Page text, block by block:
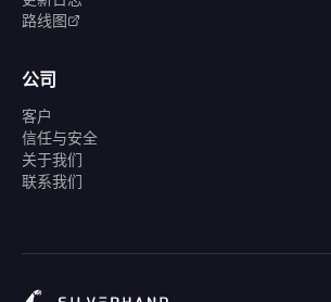
路线图
公司
客户
信任与安全
关于我们
联系我们